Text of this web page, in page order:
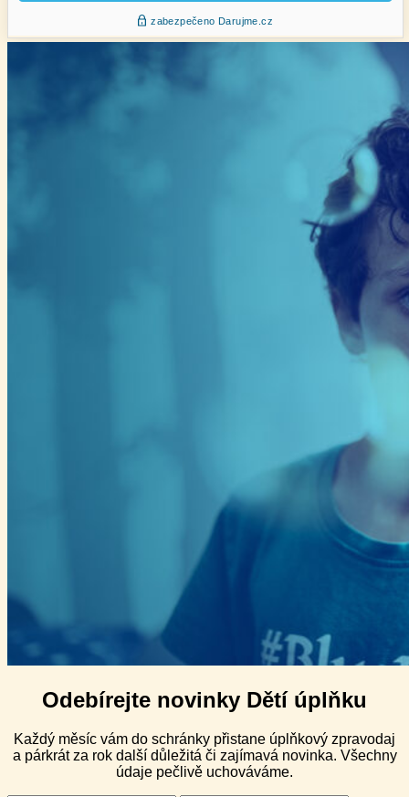
Odebírejte novinky Dětí úplňku
Každý měsíc vám do schránky přistane úplňkový zpravodaj
a párkrát za rok další důležitá či zajímavá novinka. Všechny
údaje pečlivě uchováváme.